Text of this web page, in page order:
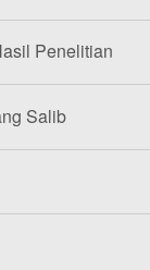
Penelitian
Salib